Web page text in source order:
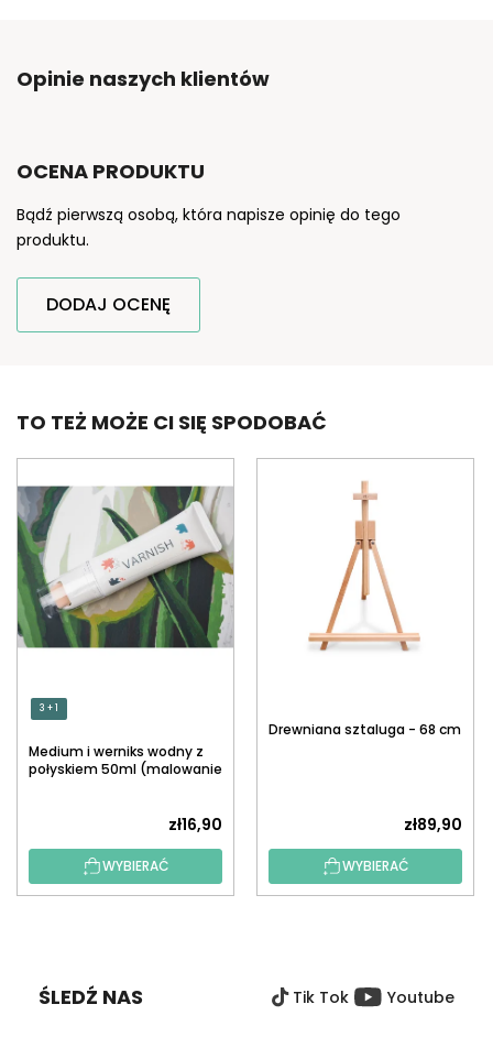
Opinie naszych klientów
OCENA PRODUKTU
Bądź pierwszą osobą, która napisze opinię do tego
produktu.
DODAJ OCENĘ
TO TEŻ MOŻE CI SIĘ SPODOBAĆ
3 + 1
Medium i werniks wodny z
połyskiem 50ml (malowanie
zł16,90
WYBIERAĆ
Drewniana sztaluga - 68 cm
zł89,90
WYBIERAĆ
ŚLEDŹ NAS Tik Tok Youtube